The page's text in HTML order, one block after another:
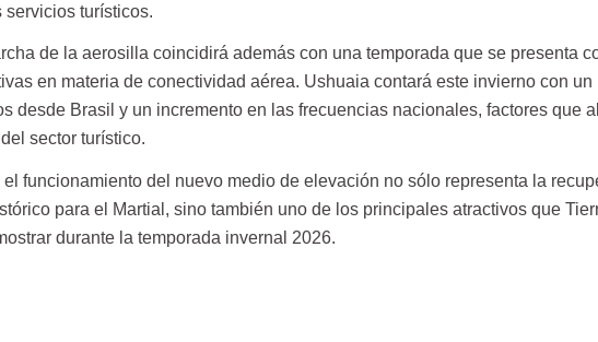
servicios turísticos.
de la aerosilla coincidirá además con una temporada que se presenta
en materia de conectividad aérea. Ushuaia contará este invierno con un
desde Brasil y un incremento en las frecuencias nacionales, factores que
sector turístico.
el funcionamiento del nuevo medio de elevación no sólo representa la
para el Martial, sino también uno de los principales atractivos que
durante la temporada invernal 2026.